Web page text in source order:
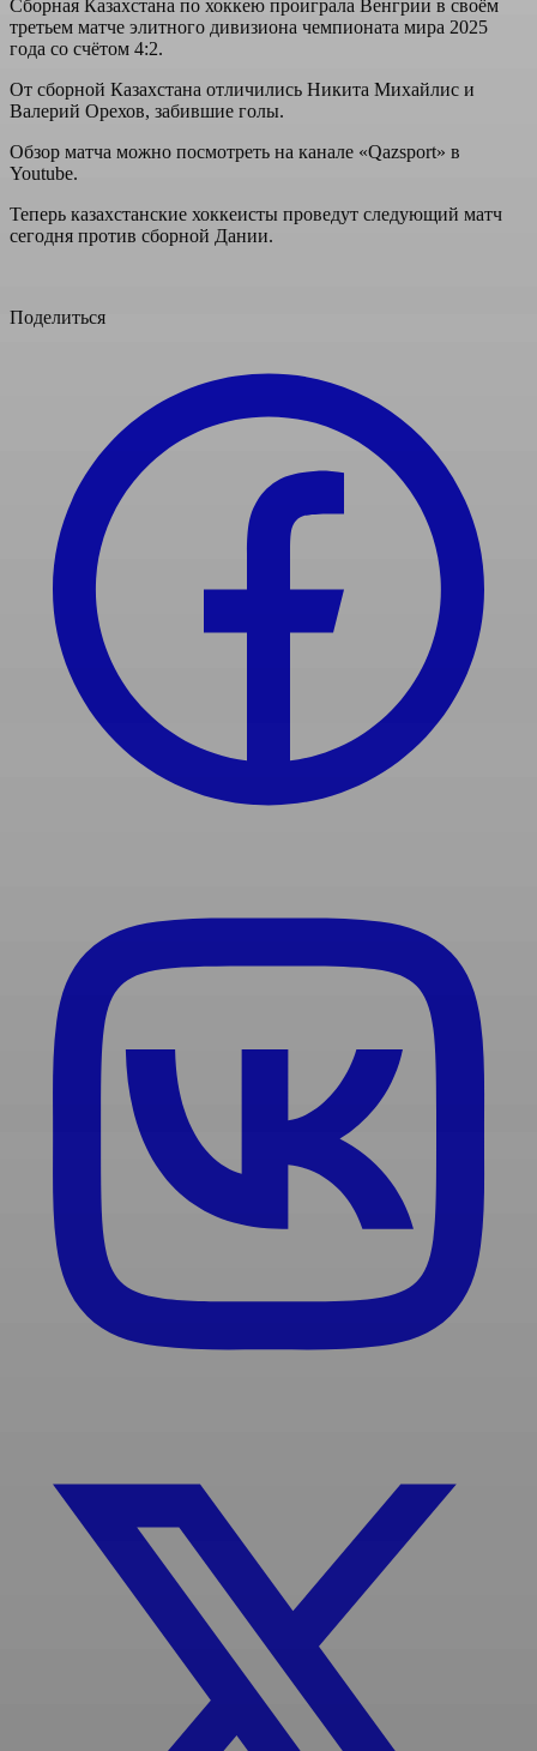
Сборная Казахстана по хоккею проиграла Венгрии в своём
третьем матче элитного дивизиона чемпионата мира 2025
года со счётом 4:2.
От сборной Казахстана отличились Никита Михайлис и
Валерий Орехов, забившие голы.
Обзор матча можно посмотреть на канале «Qazsport» в
Youtube.
Теперь казахстанские хоккеисты проведут следующий матч
сегодня против сборной Дании.
Поделиться